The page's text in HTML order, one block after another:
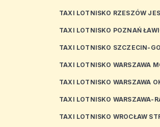
TAXI LOTNISKO RZESZÓW
TAXI LOTNISKO POZNAŃ
TAXI LOTNISKO SZCZECIN-
TAXI LOTNISKO WARSZAWA
TAXI LOTNISKO WARSZAWA
TAXI LOTNISKO WARSZAWA-
TAXI LOTNISKO WROCŁAW